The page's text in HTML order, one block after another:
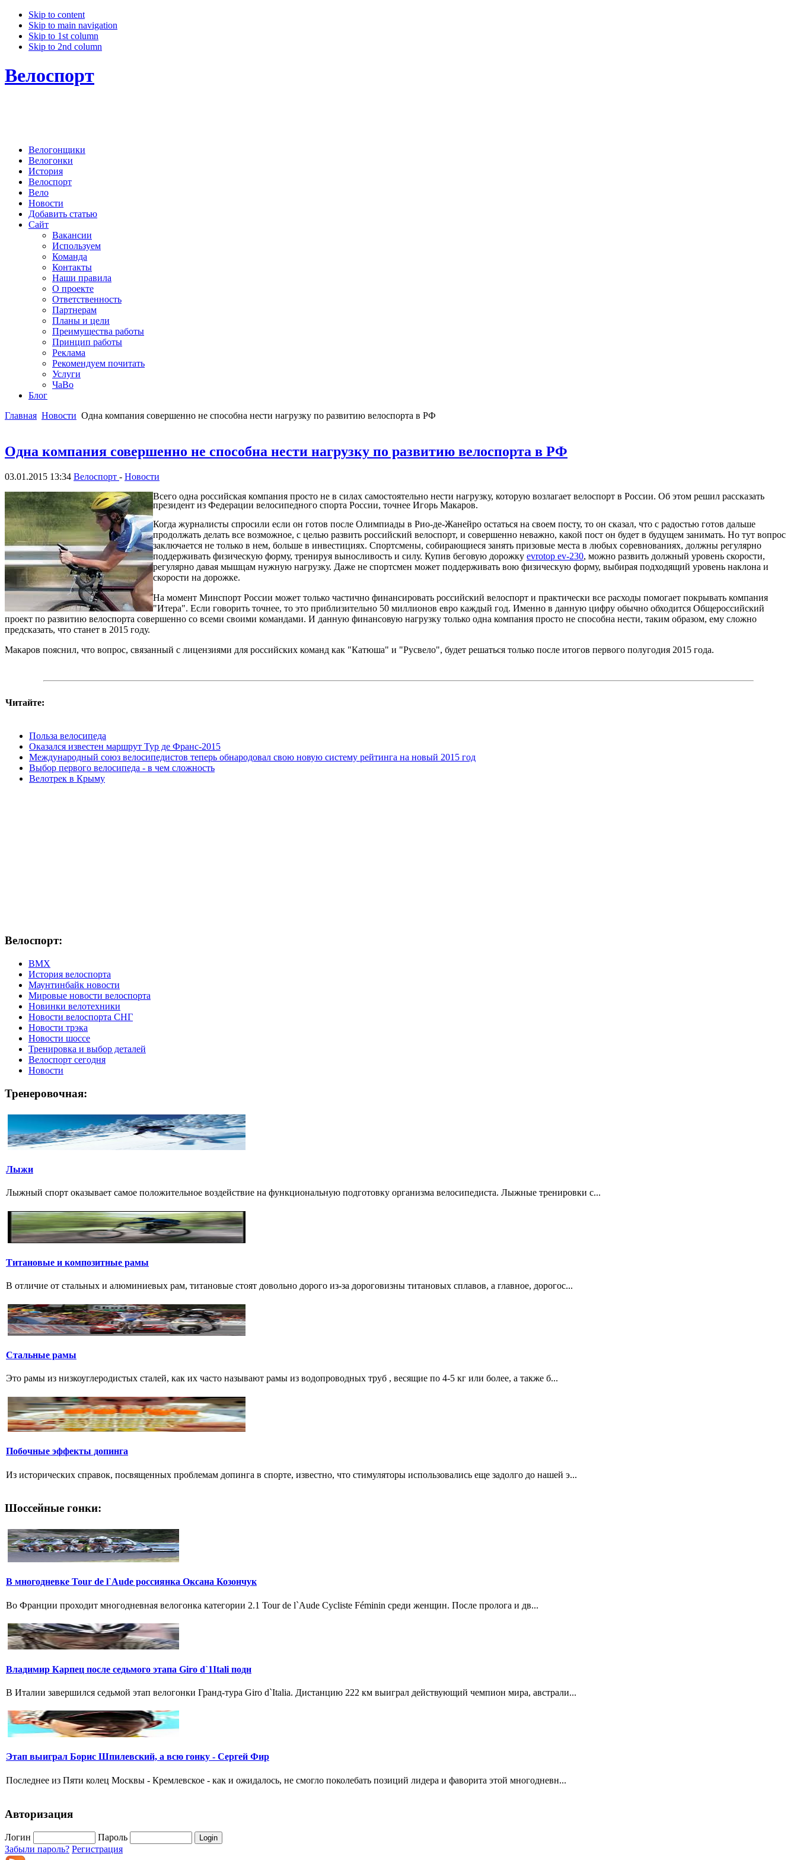
Skip to content
Skip to main navigation
Skip to 1st column
Skip to 2nd column
Велоспорт
Велогонщики
Велогонки
История
Велоспорт
Вело
Новости
Добавить статью
Сайт
Вакансии
Используем
Команда
Контакты
Наши правила
О проекте
Ответственность
Партнерам
Планы и цели
Преимущества работы
Принцип работы
Реклама
Рекомендуем почитать
Услуги
ЧаВо
Блог
Главная Новости Одна компания совершенно не способна нести нагрузку по развитию велоспорта в РФ
Одна компания совершенно не способна нести нагрузку по развитию велоспорта в РФ
03.01.2015 13:34 Велоспорт - Новости
Всего одна российская компания просто не в силах самостоятельно нести нагрузку, которую возлагает велоспорт в России. Об этом решил рассказать
президент из Федерации велосипедного спорта России, точнее Игорь Макаров.
Когда журналисты спросили если он готов после Олимпиады в Рио-де-Жанейро остаться на своем посту, то он сказал, что с радостью готов дальше
продолжать делать все возможное, с целью развить российский велоспорт, и совершенно неважно, какой пост он будет в будущем занимать. Но тут вопрос
заключается не только в нем, больше в инвестициях. Спортсмены, собирающиеся занять призовые места в любых соревнованиях, должны регулярно
поддерживать физическую форму, тренируя выносливость и силу. Купив беговую дорожку evrotop ev-230, можно развить должный уровень скорости,
регулярно давая мышцам нужную нагрузку. Даже не спортсмен может поддерживать вою физическую форму, выбирая подходящий уровень наклона и
скорости на дорожке.
На момент Минспорт России может только частично финансировать российский велоспорт и практически все расходы помогает покрывать компания
"Итера". Если говорить точнее, то это приблизительно 50 миллионов евро каждый год. Именно в данную цифру обычно обходится Общероссийский
проект по развитию велоспорта совершенно со всеми своими командами. И данную финансовую нагрузку только одна компания просто не способна нести, таким образом, ему сложно
предсказать, что станет в 2015 году.
Макаров пояснил, что вопрос, связанный с лицензиями для российских команд как "Катюша" и "Русвело", будет решаться только после итогов первого полугодия 2015 года.
Читайте:
Польза велосипеда
Оказался известен маршрут Тур де Франс-2015
Международный союз велосипедистов теперь обнародовал свою новую систему рейтинга на новый 2015 год
Выбор первого велосипеда - в чем сложность
Велотрек в Крыму
Велоспорт:
ВМХ
История велоспорта
Маунтинбайк новости
Мировые новости велоспорта
Новинки велотехники
Новости велоспорта СНГ
Новости трэка
Новости шоссе
Тренировка и выбор деталей
Велоспорт сегодня
Новости
Тренеровочная:
Лыжи
Лыжный спорт оказывает самое положительное воздействие на функциональную подготовку организма велосипедиста. Лыжные тренировки с...
Титановые и композитные рамы
В отличие от стальных и алюминиевых рам, титановые стоят довольно дорого из-за дороговизны титановых сплавов, а главное, дорогос...
Стальные рамы
Это рамы из низкоуглеродистых сталей, как их часто называют рамы из водопроводных труб , весящие по 4-5 кг или более, а также б...
Побочные эффекты допинга
Из исторических справок, посвященных проблемам допинга в спорте, известно, что стимуляторы использовались еще задолго до нашей э...
Шоссейные гонки:
В многодневке Tour de l`Aude россиянка Оксана Козончук
Во Франции проходит многодневная велогонка категории 2.1 Tour de l`Aude Cycliste Féminin среди женщин. После пролога и дв...
Владимир Карпец после седьмого этапа Giro d`1Itali подн
В Италии завершился седьмой этап велогонки Гранд-тура Giro d`Italia. Дистанцию 222 км выиграл действующий чемпион мира, австрали...
Этап выиграл Борис Шпилевский, а всю гонку - Сергей Фир
Последнее из Пяти колец Москвы - Кремлевское - как и ожидалось, не смогло поколебать позиций лидера и фаворита этой многодневн...
Авторизация
Логин
Пароль
Забыли пароль? Регистрация